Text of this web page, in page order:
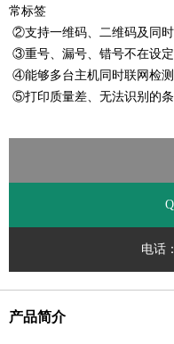
常标签
②支持一维码、二维码及同
③重号、漏号、错号不在设
④能够多台主机同时联网检测
⑤打印质量差、无法识别的
电话
产品简介